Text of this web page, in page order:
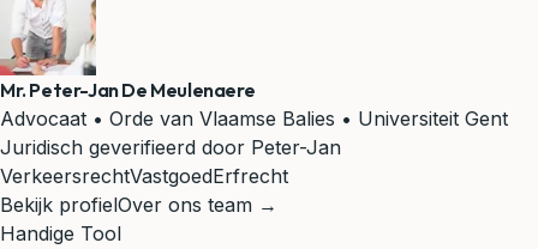
Mr. Peter-Jan De Meulenaere
Advocaat • Orde van Vlaamse Balies • Universiteit Gent
Juridisch geverifieerd door Peter-Jan
VerkeersrechtVastgoedErfrecht
Bekijk profielOver ons team →
Handige Tool